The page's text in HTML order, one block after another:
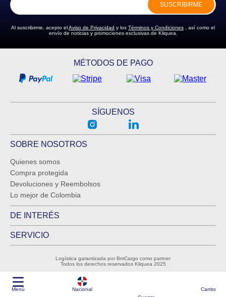
Menú
Nacional
Carrito
SUSCRIBIRME
Al suscribirme, acepto elAviso de Privacidad y los Términos y Condiciones , así como el
envío de noticias y promociones exclusivas de Kliquea.
MÉTODOS DE PAGO
SÍGUENOS
SOBRE NOSOTROS
Quienes somos
Compra protegida
Devoluciones y Reembolsos
Lo mejor de Colombia
DE INTERÉS
SERVICIO
Logística garantizada por BmCargo como partner
Todos los derechos reservados Kliquea 2025